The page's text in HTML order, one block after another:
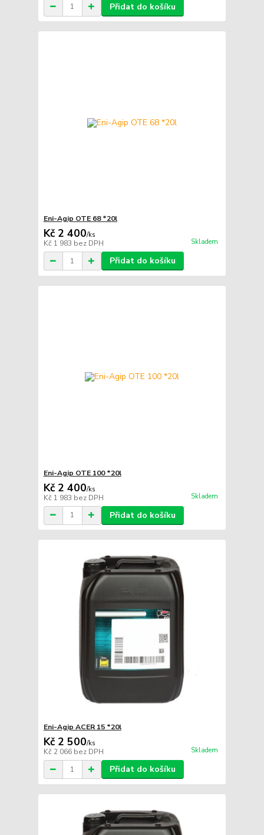
Přidat do košíku
Eni-Agip OTE 68 *20l
Kč 2 400/ks
Kč 1 983 bez DPH Skladem
Přidat do košíku
Eni-Agip OTE 100 *20l
Kč 2 400/ks
Kč 1 983 bez DPH Skladem
Přidat do košíku
Eni-Agip ACER 15 *20l
Kč 2 500/ks
Kč 2 066 bez DPH Skladem
Přidat do košíku